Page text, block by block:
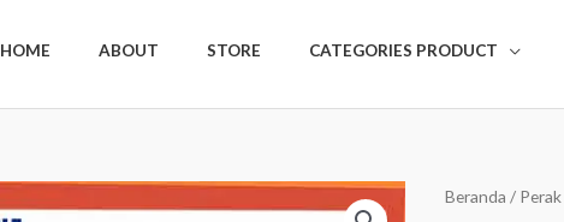
HOME ABOUT STORE CATEGORIES PRODUCT
Beranda / Perak
Kuantitas